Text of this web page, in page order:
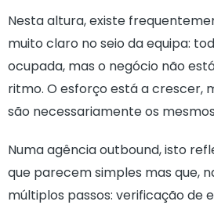
Nesta altura, existe
muito claro no seio da equipa:
ocupada, mas o negócio não
ritmo. O esforço está a crescer,
são necessariamente os
Numa agência outbound, isto
que parecem simples mas que,
múltiplos passos: verificação de